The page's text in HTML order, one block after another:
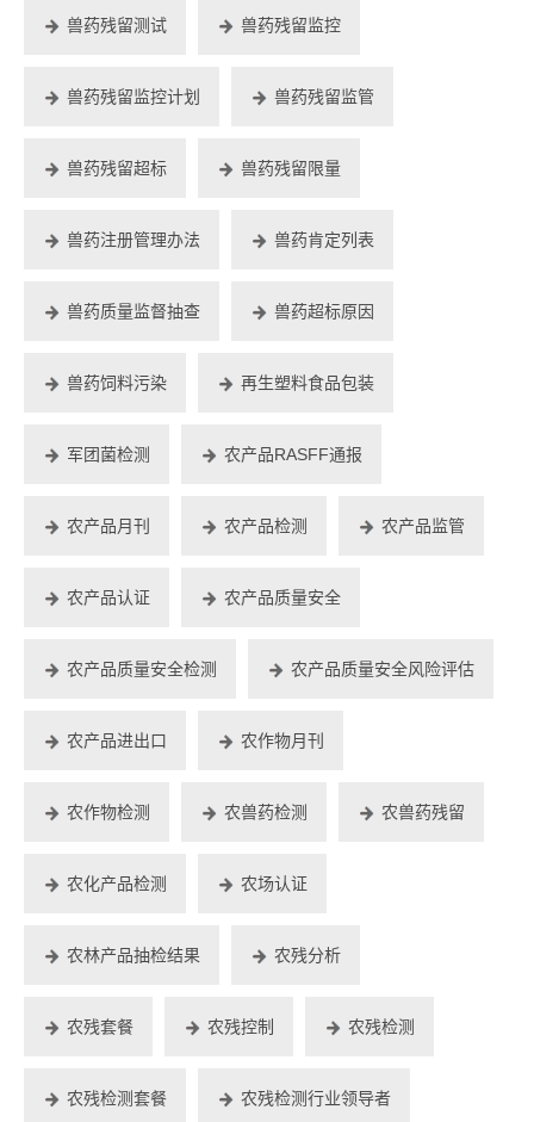
兽药残留测试 兽药残留监控
兽药残留监控计划 兽药残留监管
兽药残留超标 兽药残留限量
兽药注册管理办法 兽药肯定列表
兽药质量监督抽查 兽药超标原因
兽药饲料污染 再生塑料食品包装
军团菌检测 农产品RASFF通报
农产品月刊 农产品检测 农产品监管
农产品认证 农产品质量安全
农产品质量安全检测 农产品质量安全风险评估
农产品进出口 农作物月刊
农作物检测 农兽药检测 农兽药残留
农化产品检测 农场认证
农林产品抽检结果 农残分析
农残套餐 农残控制 农残检测
农残检测套餐 农残检测行业领导者